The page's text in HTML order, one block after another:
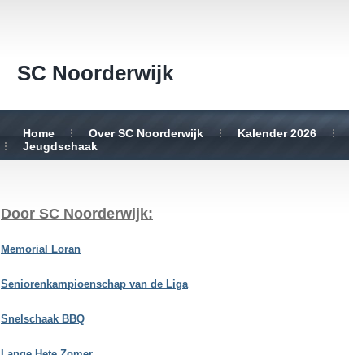
SC Noorderwijk
Home Over SC Noorderwijk Kalender 2026
Jeugdschaak
Door SC Noorderwijk:
Memorial Loran
Seniorenkampioenschap van de Liga
Snelschaak BBQ